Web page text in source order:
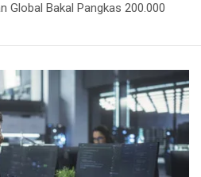
Global Bakal Pangkas 200.000